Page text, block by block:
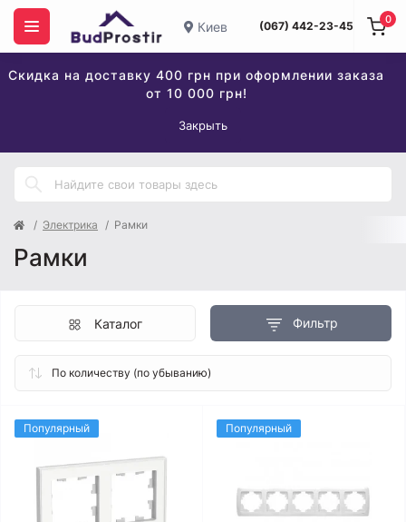
Киев (067) 442-23-45
Скидка на доставку 400 грн при оформлении заказа
от 10 000 грн!
Закрыть
0
Электрика Рамки
Рамки
Фильтр
Каталог
Популярный Популярный